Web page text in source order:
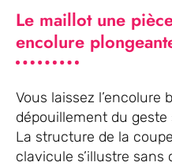
Le maillot une
encolure
Vous laissez l’encolure
dépouillement du
La structure de la
clavicule s’illustre sans